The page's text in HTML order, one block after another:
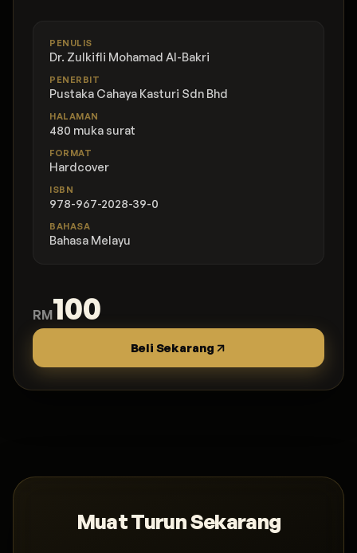
PENULIS
Dr. Zulkifli Mohamad Al-Bakri
PENERBIT
Pustaka Cahaya Kasturi Sdn Bhd
HALAMAN
480 muka surat
FORMAT
Hardcover
ISBN
978-967-2028-39-0
BAHASA
Bahasa Melayu
RM100
Beli Sekarang
Muat Turun Sekarang